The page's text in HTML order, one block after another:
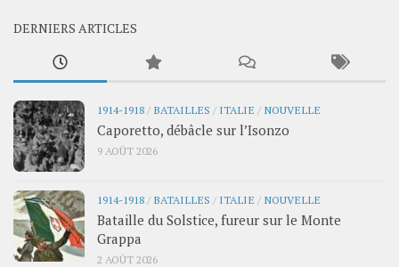
DERNIERS ARTICLES
1914-1918 / BATAILLES / ITALIE / NOUVELLE
Caporetto, débâcle sur l’Isonzo
9 AOÛT 2026
1914-1918 / BATAILLES / ITALIE / NOUVELLE
Bataille du Solstice, fureur sur le Monte
Grappa
2 AOÛT 2026